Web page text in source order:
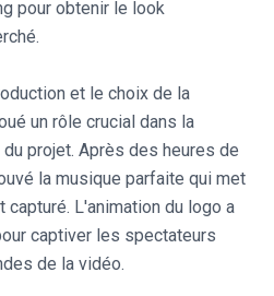
pour obtenir le look
et le choix de la
un rôle crucial dans la
projet. Après des heures de
la musique parfaite qui met
capturé. L'animation du logo a
captiver les spectateurs
de la vidéo.